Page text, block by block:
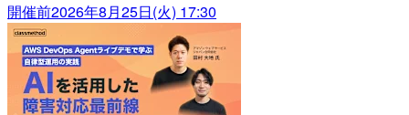
開催前2026年8月25日(火) 17:30